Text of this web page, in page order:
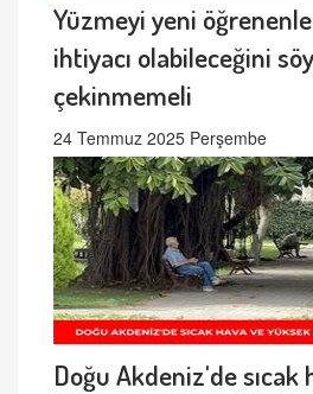
Yüzmeyi yeni
ihtiyacı olabileceğini
çekinmemeli
24 Temmuz 2025 Perşembe
Doğu Akdeniz'de sıcak